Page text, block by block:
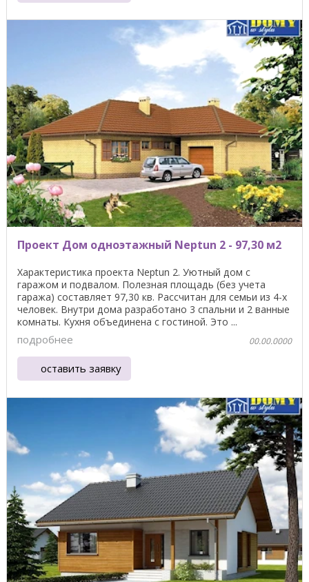
Проект Дом одноэтажный Neptun 2 - 97,30 м2
Характеристика проекта Neptun 2. Уютный дом с
гаражом и подвалом. Полезная площадь (без учета
гаража) составляет 97,30 кв. Рассчитан для семьи из 4-х
человек. Внутри дома разработано 3 спальни и 2 ванные
комнаты. Кухня объединена с гостиной. Это ...
подробнее 00.00.0000
оставить заявку